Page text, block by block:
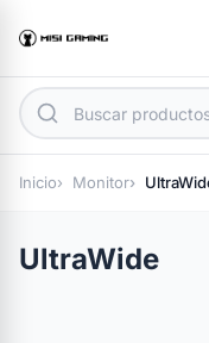
Inicio Monitor
UltraWide